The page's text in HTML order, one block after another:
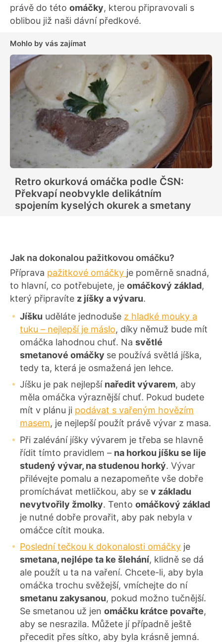
právě do této omáčky, kterou připravovali s
oblibou již naši dávní předkové.
Mohlo by vás zajímat
Retro okurková omáčka podle ČSN:
Překvapí neobvykle delikátním
spojením kyselých okurek a smetany
Jak na dokonalou pažitkovou omáčku?
Příprava pažitkové omáčky je poměrně snadná,
to hlavní, co potřebujete, je omáčkový základ,
který připravíte z jíšky a vývaru.
Jíšku uděláte jednoduše z hladké mouky a
tuku – nejlepší je máslo, díky němuž bude mít
omáčka lahodnou chuť. Na světlé
smetanové omáčky se používá světlá jíška,
tedy ta, která je osmažená jen lehce.
Jíšku je pak nejlepší naředit vývarem, aby
měla omáčka výraznější chuť. Pokud budete
mít v plánu ji podávat s vařeným hovězím
masem, je nejlepší použít právě vývar z masa.
Při zalévání jíšky vývarem je třeba se hlavně
řídit tímto pravidlem – na horkou jíšku se lije
studený vývar, na studenou horký. Vývar
přilévejte pomalu a nezapomeňte vše dobře
promíchávat metličkou, aby se v základu
nevytvořily žmolky. Tento omáčkový základ
je nutné dobře provařit, aby pak nebyla v
omáčce cítit mouka.
Poslední tečkou k dokonalosti omáčky je
smetana, nejlépe ta ke šlehání, klidně se dá
ale použít u ta na vaření. Chcete-li, aby byla
omáčka trochu svěžejší, vmíchejte do ní
smetanu zakysanou, pokud možno tučnější.
Se smetanou už jen omáčku krátce povařte,
aby se nesrazila. Můžete jí případně ještě
přecedit přes sítko, aby byla krásně jemná.